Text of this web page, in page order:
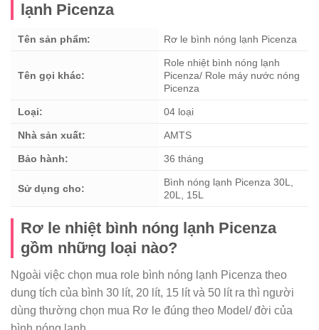
lạnh Picenza
Tên sản phẩm: Rơ le bình nóng lạnh Picenza
Tên gọi khác:
Role nhiệt bình nóng lạnh
Picenza/ Role máy nước nóng
Picenza
Loại: 04 loại
Nhà sản xuất: AMTS
Bảo hành: 36 tháng
Sử dụng cho:
Bình nóng lạnh Picenza 30L,
20L, 15L
Rơ le nhiệt bình nóng lạnh Picenza
gồm những loại nào?
Ngoài việc chọn mua role bình nóng lạnh Picenza theo
dung tích của bình 30 lít, 20 lít, 15 lít và 50 lít ra thì người
dùng thường chọn mua Rơ le đúng theo Model/ đời của